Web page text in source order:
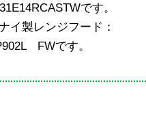
です。
イ製レンジフード：
FWです。